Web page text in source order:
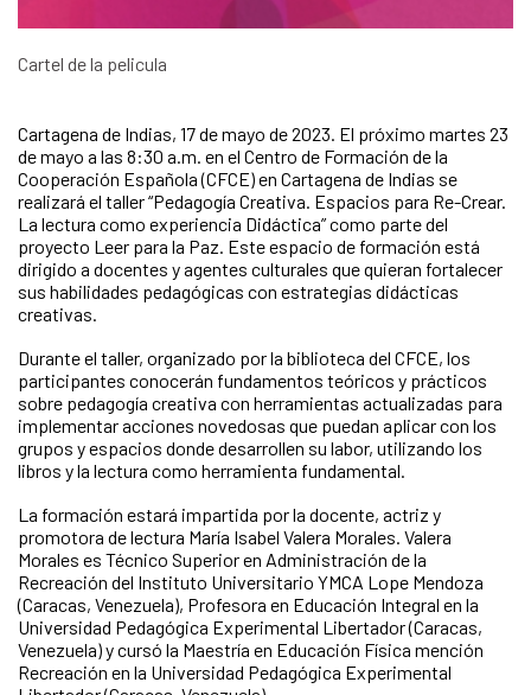
Cartel de la pelicula
Cartagena de Indias, 17 de mayo de 2023. El próximo martes 23
de mayo a las 8:30 a.m. en el Centro de Formación de la
Cooperación Española (CFCE) en Cartagena de Indias se
realizará el taller “Pedagogía Creativa. Espacios para Re-Crear.
La lectura como experiencia Didáctica” como parte del
proyecto Leer para la Paz. Este espacio de formación está
dirigido a docentes y agentes culturales que quieran fortalecer
sus habilidades pedagógicas con estrategias didácticas
creativas.
Durante el taller, organizado por la biblioteca del CFCE, los
participantes conocerán fundamentos teóricos y prácticos
sobre pedagogía creativa con herramientas actualizadas para
implementar acciones novedosas que puedan aplicar con los
grupos y espacios donde desarrollen su labor, utilizando los
libros y la lectura como herramienta fundamental.
La formación estará impartida por la docente, actriz y
promotora de lectura María Isabel Valera Morales. Valera
Morales es Técnico Superior en Administración de la
Recreación del Instituto Universitario YMCA Lope Mendoza
(Caracas, Venezuela), Profesora en Educación Integral en la
Universidad Pedagógica Experimental Libertador (Caracas,
Venezuela) y cursó la Maestría en Educación Física mención
Recreación en la Universidad Pedagógica Experimental